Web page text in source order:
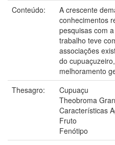
Conteúdo:
A crescente
conhecimentos
pesquisas com
trabalho teve
associações
do
melhoramento
Thesagro:
Cupuaçu
Theobroma
Características
Fruto
Fenótipo